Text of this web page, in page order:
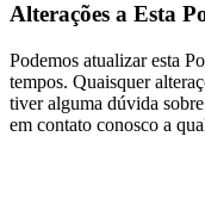
Alterações a Esta
Podemos atualizar esta
tempos. Quaisquer
tiver alguma dúvida
em contato conosco a